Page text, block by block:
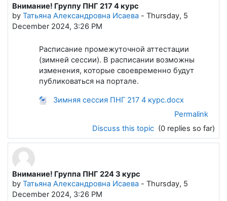
Внимание! Группу ПНГ 217 4 курс
by Татьяна Александровна Исаева - Thursday, 5
December 2024, 3:26 PM
Расписание промежуточной аттестации
(зимней сессии). В расписании возможны
изменения, которые своевременно будут
публиковаться на портале.
Зимняя сессия ПНГ 217 4 курс.docx
Permalink
Discuss this topic (0 replies so far)
Внимание! Группа ПНГ 224 3 курс
by Татьяна Александровна Исаева - Thursday, 5
December 2024, 3:26 PM